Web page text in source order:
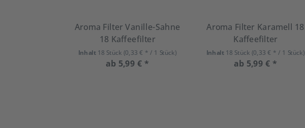
Aroma Filter Vanille-Sahne
18 Kaffeefilter
Inhalt 18 Stück(0,33 € * / 1 Stück)
ab 5,99 € *
Aroma Filter Karamell 18
Kaffeefilter
Inhalt 18 Stück(0,33 € * / 1 Stück)
ab 5,99 € *